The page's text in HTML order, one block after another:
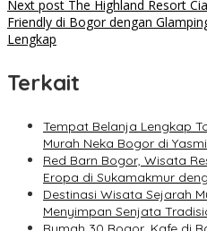
Next post The Highland Resort
Friendly di Bogor dengan
Lengkap
Terkait
Tempat Belanja Lengkap
Murah Neka Bogor di
Red Barn Bogor, Wisata
Eropa di Sukamakmur
Destinasi Wisata Sejarah
Menyimpan Senjata